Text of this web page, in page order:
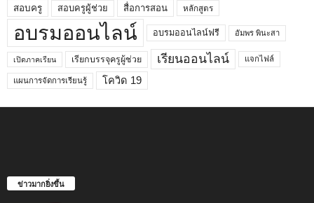
สอบครู สอบครูผู้ช่วย สื่อการสอน หลักสูตร
อบรมออนไลน์ อบรมออนไลน์ฟรี อัมพร พินะสา
เปิดภาคเรียน เรียกบรรจุครูผู้ช่วย เรียนออนไลน์ แจกไฟล์
แผนการจัดการเรียนรู้ โควิด 19
ข่าวมากยิ่งขึ้น